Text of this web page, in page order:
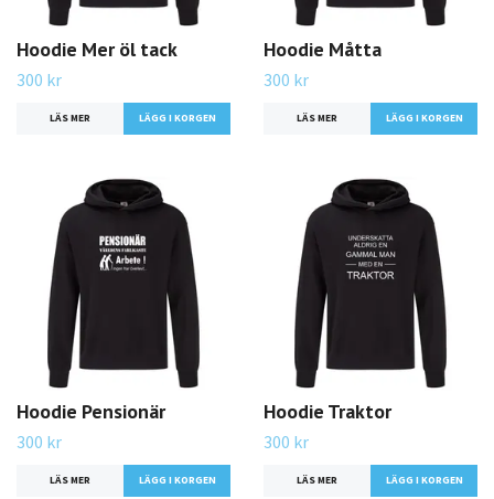
Hoodie Mer öl tack
300 kr
LÄS MER LÄGG I KORGEN
Hoodie Måtta
300 kr
LÄS MER LÄGG I KORGEN
Hoodie Pensionär
300 kr
LÄS MER LÄGG I KORGEN
Hoodie Traktor
300 kr
LÄS MER LÄGG I KORGEN